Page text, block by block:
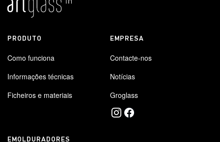
PRODUTO
Como funciona
Informações técnicas
Ficheiros e materiais
EMPRESA
Contacte-nos
Notícias
Groglass
EMOLDURADORES